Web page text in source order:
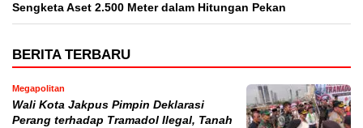
Sengketa Aset 2.500 Meter dalam Hitungan Pekan
BERITA TERBARU
Megapolitan
Wali Kota Jakpus Pimpin Deklarasi
Perang terhadap Tramadol Ilegal, Tanah